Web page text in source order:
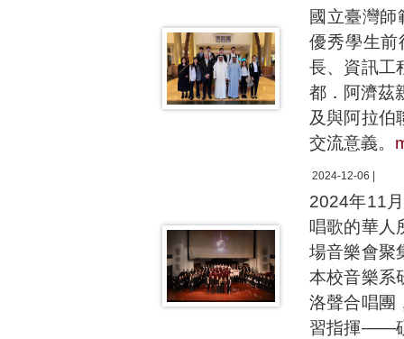
國立臺灣
優秀學生前
長、資訊工
都．阿濟茲
及與阿拉伯
交流意義。
2024-12-06 |
2024年11
唱歌的華人
場音樂會聚
本校音樂系
洛聲合唱團
習指揮——